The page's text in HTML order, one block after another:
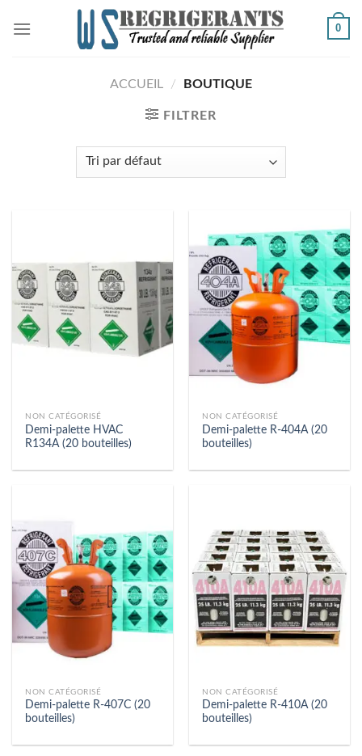
0
ACCUEIL / BOUTIQUE
FILTRER
NON CATÉGORISÉ
Demi-palette HVAC
R134A (20 bouteilles)
NON CATÉGORISÉ
Demi-palette R-404A (20
bouteilles)
NON CATÉGORISÉ
Demi-palette R-407C (20
bouteilles)
NON CATÉGORISÉ
Demi-palette R-410A (20
bouteilles)